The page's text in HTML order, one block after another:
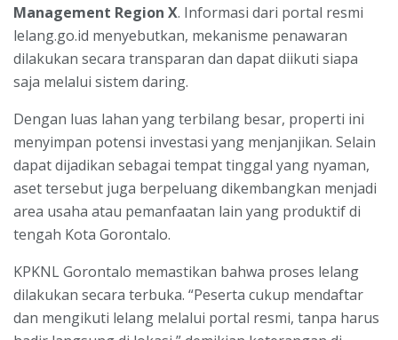
Management Region X. Informasi dari portal resmi
lelang.go.id menyebutkan, mekanisme penawaran
dilakukan secara transparan dan dapat diikuti siapa
saja melalui sistem daring.
Dengan luas lahan yang terbilang besar, properti ini
menyimpan potensi investasi yang menjanjikan. Selain
dapat dijadikan sebagai tempat tinggal yang nyaman,
aset tersebut juga berpeluang dikembangkan menjadi
area usaha atau pemanfaatan lain yang produktif di
tengah Kota Gorontalo.
KPKNL Gorontalo memastikan bahwa proses lelang
dilakukan secara terbuka. “Peserta cukup mendaftar
dan mengikuti lelang melalui portal resmi, tanpa harus